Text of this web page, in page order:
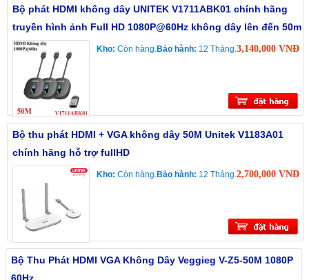
Bộ phát HDMI không dây UNITEK V1711ABK01 chính hãng
truyền hình ảnh Full HD 1080P@60Hz không dây lên đến 50m
Kho: Còn hàng.Bảo hành: 12 Tháng.3,140,000 VNĐ
Bộ thu phát HDMI + VGA không dây 50M Unitek V1183A01
chính hãng hỗ trợ fullHD
Kho: Còn hàng.Bảo hành: 12 Tháng.2,700,000 VNĐ
Bộ Thu Phát HDMI VGA Không Dây Veggieg V-Z5-50M 1080P